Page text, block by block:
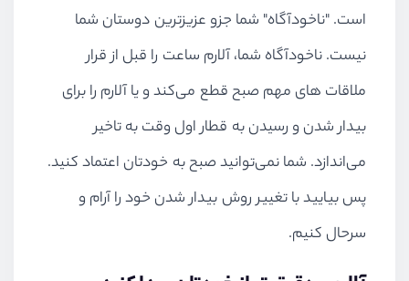
است. "ناخود‌آگاه" شما جزو عزیزترین دوستان شما
نیست. ناخود‌آگاه شما، آلارم ساعت را قبل از قرار
ملاقات های مهم صبح قطع می‌کند و یا آلارم را برای
بیدار شدن و رسیدن به قطار اول وقت به تاخیر
می‌اندازد. شما نمی‌توانید صبح به خودتان اعتماد کنید.
پس بیایید با تغییر روش بیدار شدن خود را آرام و
سرحال کنیم.